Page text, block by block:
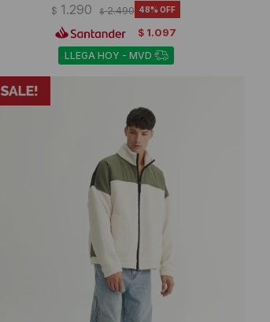
$ 1.290 $ 2.490 48
$ 1.097
LLEGA HOY - MVD